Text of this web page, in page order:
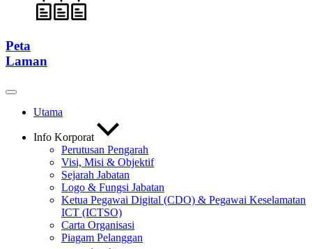
Peta
Laman
Utama
Info Korporat
Perutusan Pengarah
Visi, Misi & Objektif
Sejarah Jabatan
Logo & Fungsi Jabatan
Ketua Pegawai Digital (CDO) & Pegawai Keselamatan
ICT (ICTSO)
Carta Organisasi
Piagam Pelanggan